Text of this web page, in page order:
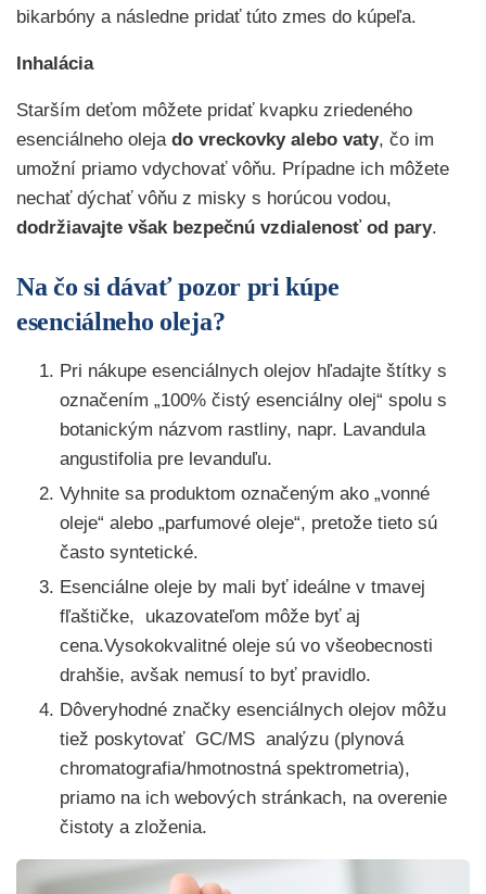
bikarbóny a následne pridať túto zmes do kúpeľa.
Inhalácia
Starším deťom môžete pridať kvapku zriedeného
esenciálneho oleja do vreckovky alebo vaty, čo im
umožní priamo vdychovať vôňu. Prípadne ich môžete
nechať dýchať vôňu z misky s horúcou vodou,
dodržiavajte však bezpečnú vzdialenosť od pary.
Na čo si dávať pozor pri kúpe
esenciálneho oleja?
Pri nákupe esenciálnych olejov hľadajte štítky s
označením „100% čistý esenciálny olej“ spolu s
botanickým názvom rastliny, napr. Lavandula
angustifolia pre levanduľu.
Vyhnite sa produktom označeným ako „vonné
oleje“ alebo „parfumové oleje“, pretože tieto sú
často syntetické.
Esenciálne oleje by mali byť ideálne v tmavej
fľaštičke, ukazovateľom môže byť aj
cena.Vysokokvalitné oleje sú vo všeobecnosti
drahšie, avšak nemusí to byť pravidlo.
Dôveryhodné značky esenciálnych olejov môžu
tiež poskytovať GC/MS analýzu (plynová
chromatografia/hmotnostná spektrometria),
priamo na ich webových stránkach, na overenie
čistoty a zloženia.